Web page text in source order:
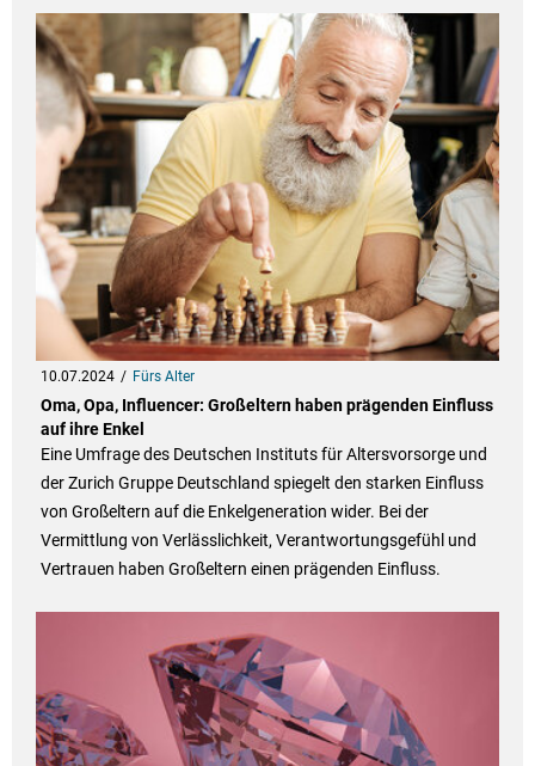
10.07.2024 Fürs Alter
Oma, Opa, Influencer: Großeltern haben prägenden Einfluss
auf ihre Enkel
Eine Umfrage des Deutschen Instituts für Altersvorsorge und
der Zurich Gruppe Deutschland spiegelt den starken Einfluss
von Großeltern auf die Enkelgeneration wider. Bei der
Vermittlung von Verlässlichkeit, Verantwortungsgefühl und
Vertrauen haben Großeltern einen prägenden Einfluss.